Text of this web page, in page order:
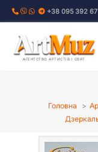
Перейти
+38 095 392
АГЕНТСТВО АРТИСТІВ І СВЯТ
Головна